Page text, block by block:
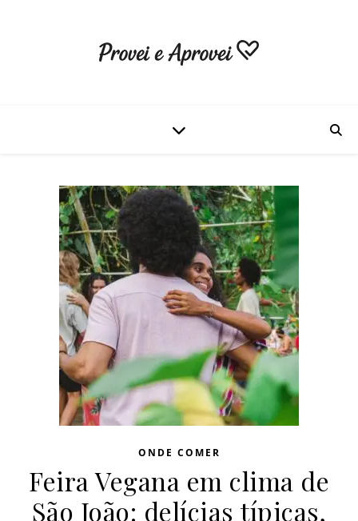
ONDE COMER
Feira Vegana em clima de
São João: delícias típicas,